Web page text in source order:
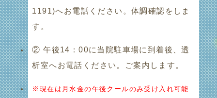
1191)へお電話ください。体調確認をしま
す。
② 午後14：00に当院駐車場に到着後、透
析室へお電話ください。ご案内します。
※現在は月水金の午後クールのみ受け入れ可能